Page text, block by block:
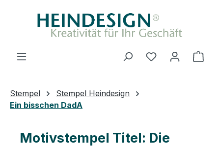
Zum Hauptinhalt springen
Stempel
Stempel Heindesign
Ein bisschen DadA
Motivstempel Titel: Die